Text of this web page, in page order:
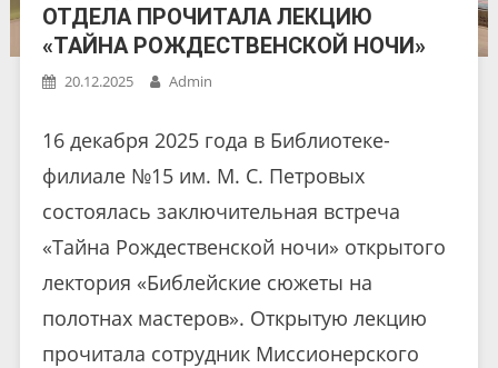
ОТДЕЛА ПРОЧИТАЛА ЛЕКЦИЮ
«ТАЙНА РОЖДЕСТВЕНСКОЙ НОЧИ»
20.12.2025 Admin
16 декабря 2025 года в Библиотеке-
филиале №15 им. М. С. Петровых
состоялась заключительная встреча
«Тайна Рождественской ночи» открытого
лектория «Библейские сюжеты на
полотнах мастеров». Открытую лекцию
прочитала сотрудник Миссионерского